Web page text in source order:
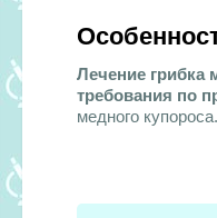
Лечение грибка
требования по
медного купороса.